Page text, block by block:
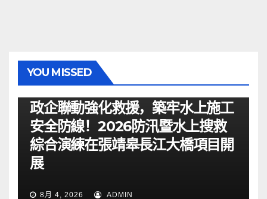
YOU MISSED
政企聯動強化救援，築牢水上施工
安全防線！2026防汛暨水上搜救
綜合演練在張靖皋長江大橋項目開
展
8月 4, 2026 ADMIN